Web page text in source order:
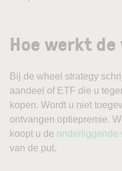
Hoe werkt
Bij de wheel strategy
aandeel of ETF die u
kopen. Wordt u niet
ontvangen optiepremie.
koopt u de onderliggende
van de put.